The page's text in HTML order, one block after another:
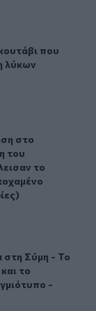
με αγέλη λύκων
που
που
λύκων
μνήμη του
στο
στο
του
το
τα πιάτα και
στη Σύμη - Το
στη Σύμη - Το
το
-